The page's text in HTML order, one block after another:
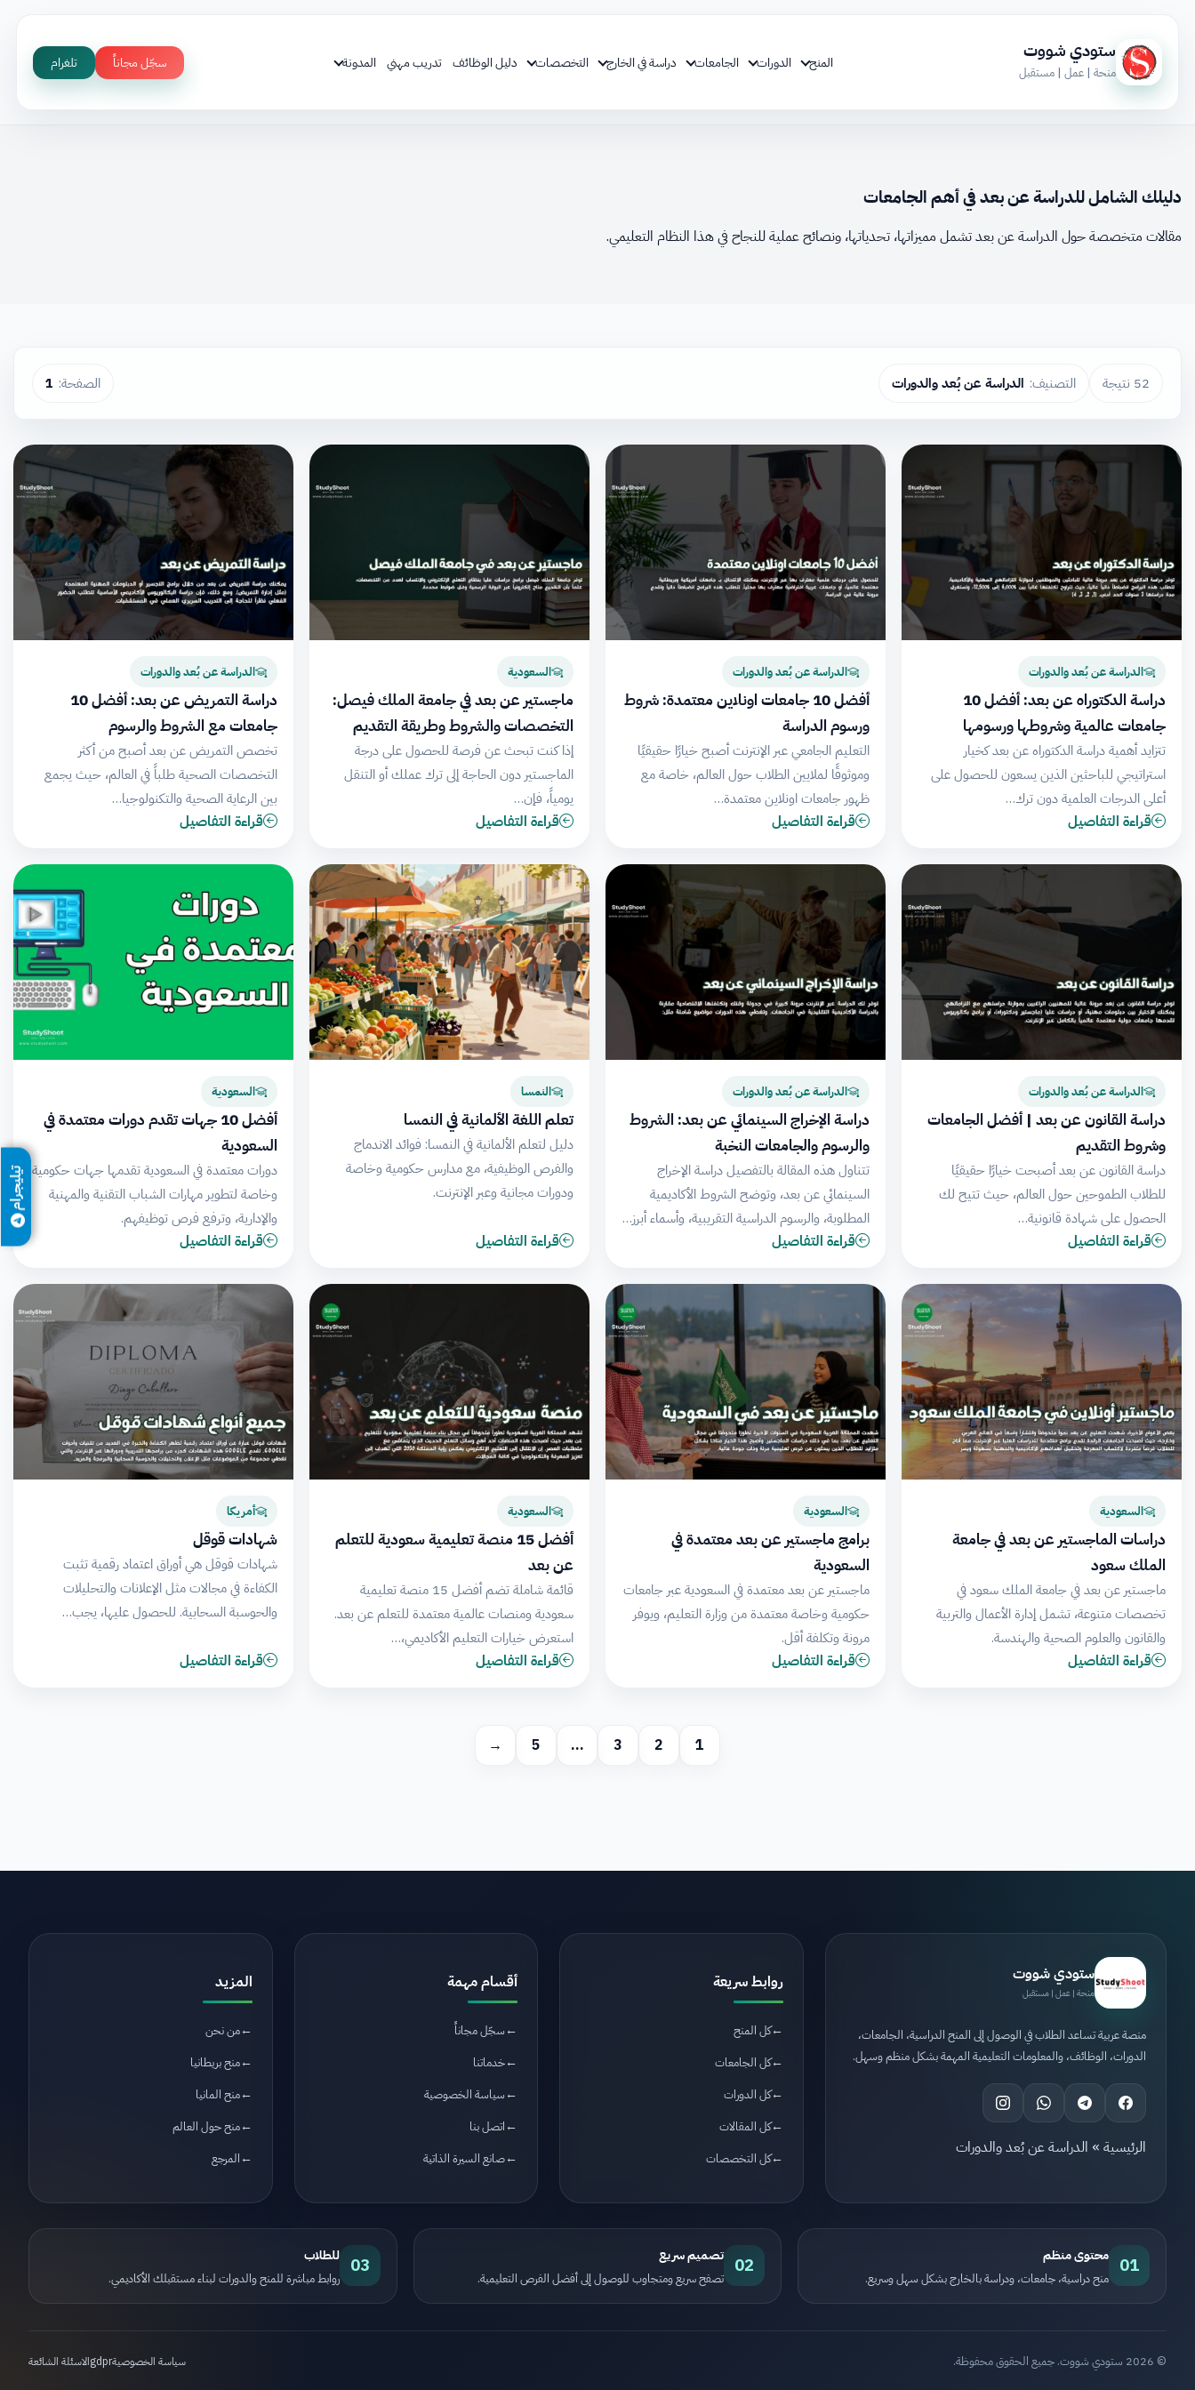
ستودي شووت
منحة | عمل | مستقبل
المنح الدورات الجامعات دراسة في الخارج التخصصات دليل الوظائف تدريب مهني المدونة سجّل مجاناً تلغرام
دليلك الشامل للدراسة عن بعد في أهم الجامعات
مقالات متخصصة حول الدراسة عن بعد تشمل مميزاتها، تحدياتها، ونصائح عملية للنجاح في هذا النظام التعليمي.
52 نتيجة التصنيف: الدراسة عن بُعد والدورات الصفحة: 1
الدراسة عن بُعد والدورات
دراسة الدكتوراه عن بعد: أفضل 10
جامعات عالمية وشروطها ورسومها
تتزايد أهمية دراسة الدكتوراه عن بعد كخيار
استراتيجي للباحثين الذين يسعون للحصول على
أعلى الدرجات العلمية دون ترك…
قراءة التفاصيل
الدراسة عن بُعد والدورات
أفضل 10 جامعات اونلاين معتمدة: شروط
ورسوم الدراسة
التعليم الجامعي عبر الإنترنت أصبح خيارًا حقيقيًا
وموثوقًا لملايين الطلاب حول العالم، خاصة مع
ظهور جامعات اونلاين معتمدة…
قراءة التفاصيل
السعودية
ماجستير عن بعد في جامعة الملك فيصل:
التخصصات والشروط وطريقة التقديم
إذا كنت تبحث عن فرصة للحصول على درجة
الماجستير دون الحاجة إلى ترك عملك أو التنقل
يومياً، فإن…
قراءة التفاصيل
الدراسة عن بُعد والدورات
دراسة التمريض عن بعد: أفضل 10
جامعات مع الشروط والرسوم
تخصص التمريض عن بعد أصبح من أكثر
التخصصات الصحية طلباً في العالم، حيث يجمع
بين الرعاية الصحية والتكنولوجيا…
قراءة التفاصيل
الدراسة عن بُعد والدورات
دراسة القانون عن بعد | أفضل الجامعات
وشروط التقديم
دراسة القانون عن بعد أصبحت خيارًا حقيقيًا
للطلاب الطموحين حول العالم، حيث تتيح لك
الحصول على شهادة قانونية…
قراءة التفاصيل
الدراسة عن بُعد والدورات
دراسة الإخراج السينمائي عن بعد: الشروط
والرسوم والجامعات النخبة
تتناول هذه المقالة بالتفصيل دراسة الإخراج
السينمائي عن بعد، وتوضح الشروط الأكاديمية
المطلوبة، والرسوم الدراسية التقريبية، وأسماء أبرز…
قراءة التفاصيل
النمسا
تعلم اللغة الألمانية في النمسا
دليل لتعلم الألمانية في النمسا: فوائد الاندماج
والفرص الوظيفية، مع مدارس حكومية وخاصة
ودورات مجانية وعبر الإنترنت.
قراءة التفاصيل
السعودية
أفضل 10 جهات تقدم دورات معتمدة في
السعودية
دورات معتمدة في السعودية تقدمها جهات حكومية
وخاصة لتطوير مهارات الشباب التقنية والمهنية
والإدارية، وترفع فرص توظيفهم.
قراءة التفاصيل
السعودية
دراسات الماجستير عن بعد في جامعة
الملك سعود
ماجستير عن بعد في جامعة الملك سعود في
تخصصات متنوعة، تشمل إدارة الأعمال والتربية
والقانون والعلوم الصحية والهندسة.
قراءة التفاصيل
السعودية
برامج ماجستير عن بعد معتمدة في
السعودية
ماجستير عن بعد معتمدة في السعودية عبر جامعات
حكومية وخاصة معتمدة من وزارة التعليم، ويوفر
مرونة وتكلفة أقل.
قراءة التفاصيل
السعودية
أفضل 15 منصة تعليمية سعودية للتعلم
عن بعد
قائمة شاملة تضم أفضل 15 منصة تعليمية
سعودية ومنصات عالمية معتمدة للتعلم عن بعد.
استعرض خيارات التعليم الأكاديمي،…
قراءة التفاصيل
أمريكا
شهادات قوقل
شهادات قوقل هي أوراق اعتماد رقمية تثبت
الكفاءة في مجالات مثل الإعلانات والتحليلات
والحوسبة السحابية. للحصول عليها، يجب…
قراءة التفاصيل
1
2
3
…
5
→
ستودي شووت
منحة | عمل | مستقبل
منصة عربية تساعد الطلاب في الوصول إلى المنح الدراسية، الجامعات،
الدورات، الوظائف، والمعلومات التعليمية المهمة بشكل منظم وسهل.
الرئيسية » الدراسة عن بُعد والدورات
روابط سريعة
كل المنح
كل الجامعات
كل الدورات
كل المقالات
كل التخصصات
أقسام مهمة
سجّل مجاناً
خدماتنا
سياسة الخصوصية
اتصل بنا
صانع السيرة الذاتية
المزيد
من نحن
منح بريطانيا
منح المانيا
منح حول العالم
المرجع
01 محتوى منظم
منح دراسية، جامعات، ودراسة بالخارج بشكل سهل وسريع.
02 تصميم سريع
تصفح سريع ومتجاوب للوصول إلى أفضل الفرص التعليمية.
03 للطلاب
روابط مباشرة للمنح والدورات لبناء مستقبلك الأكاديمي.
© 2026 ستودي شووت. جميع الحقوق محفوظة. سياسة الخصوصيةgdprالاسئلة الشائعة
تيليجرام